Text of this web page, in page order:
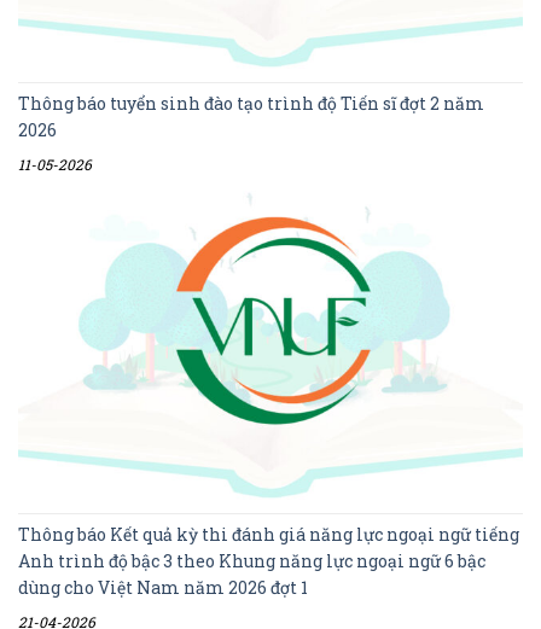
Thông báo tuyển sinh đào tạo trình độ Tiến sĩ đợt 2 năm
2026
11-05-2026
Thông báo Kết quả kỳ thi đánh giá năng lực ngoại ngữ tiếng
Anh trình độ bậc 3 theo Khung năng lực ngoại ngữ 6 bậc
dùng cho Việt Nam năm 2026 đợt 1
21-04-2026